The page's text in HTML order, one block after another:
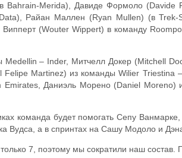
Merida), Давиде Формоло (Davide
Райан Маллен (Ryan Mullen) (в Trek-
(Wouter Wippert) в команду
– Inder, Митчелл Докер (Mitchell
Martinez) из команды Wilier
Даниэль Морено (Daniel Moreno)
команда будет помогать Сепу
Вудса, а в спринтах на Сашу Модоло и
7, поэтому мы сократили наш состав.